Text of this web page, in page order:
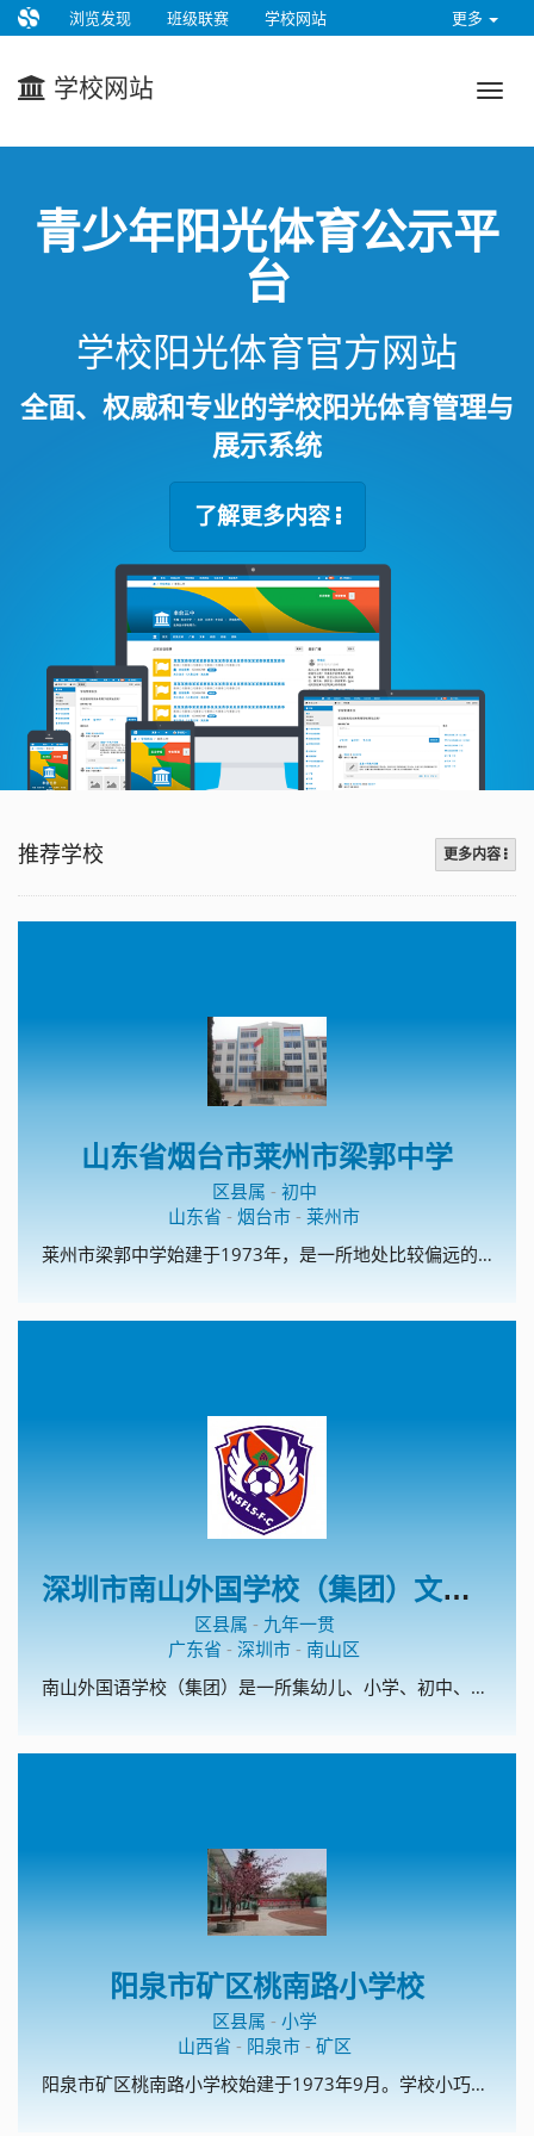
更多
浏览发现 班级联赛 学校网站
学校网站
青少年阳光体育公示平
台
学校阳光体育官方网站
全面、权威和专业的学校阳光体育管理与
展示系统
了解更多内容
更多内容
推荐学校
山东省烟台市莱州市梁郭中学
区县属 - 初中
山东省 - 烟台市 - 莱州市
莱州市梁郭中学始建于1973年，是一所地处比较偏远的农村学校。现有教职工50人，10个教学班。学校是烟台市规范化学校，烟台市电化教育示范校，莱州市安全文明校园，先后多次获得“莱州市教书育人先进单位”、“莱州市教学工作先进单位”、“莱州市德育工作先进单位”、“莱州市师德建设工作先进单位”等荣誉称号。 多年来，学校始终倡树的校风，的教风和的学风，以办人民满意的教育为宗旨，始终坚持德育为首，质量中心，重视教师队伍建设，促进教师专业成长，向科研要质量，向教改要成绩，积极探索农村学校特色办学之路，努力提高办学水平和效益。
深圳市南山外国学校（集团）文华学校
区县属 - 九年一贯
广东省 - 深圳市 - 南山区
南山外国语学校（集团）是一所集幼儿、小学、初中、高中为一体的集团化学校。南外（集团)文华学校是深圳市首批校园足球特色学校、深圳市传统项目学校；开展校园足球理念为：以丰富多彩的活动营造浓厚的校园足球氛围、以浓厚的校园足球氛围促进校园足球的普及。
阳泉市矿区桃南路小学校
区县属 - 小学
山西省 - 阳泉市- 矿区
阳泉市矿区桃南路小学校始建于1973年9月。学校小巧精美，装备精良，藏书丰富，文化氛围浓郁。这里曾孕育出山西省模范教师和山西省美德少年。学校以“为学生一生的幸福奠基”为办学宗旨，以“平安校园、书香校园、艺术校园、数字校园、文化校园、温馨校园”为办学愿景，坚持做有温度的教育。温馨教育是学校的办学特色，主要从温馨的物质环境、温馨的心理环境、温馨的人际环境、温馨的教学环境四方面着手，创建了温馨教室、温馨聊吧、温馨书架、温馨课堂、校刊《温馨的风》。课外阅读和校园足球是学校的两个特色项目。学校现为全国校园足球特色学校。2015年和2017年，学校猎豹足球队 分别夺得市中小学生校园足球比赛小学组冠军，2017年获得阳泉市矿区小学生足球赛冠军，2017年8月，代表阳泉市参加了山西省小学生足球赛。